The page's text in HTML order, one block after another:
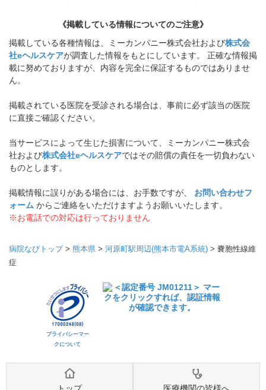
《掲載している情報についてのご注意》
掲載している各種情報は、ミーカンパニー株式会社および株式会
社eヘルスケアが調査した情報をもとにしています。 正確な情報掲
載に努めておりますが、内容を完全に保証するものではありませ
ん。
掲載されている医院を受診される場合は、事前に必ず該当の医院
に直接ご確認ください。
当サービスによって生じた損害について、ミーカンパニー株式会
社および株式会社eヘルスケアではその賠償の責任を一切負わない
ものとします。
掲載情報に誤りがある場合には、お手数ですが、 お問い合わせフ
ォーム からご連絡をいただけますようお願いいたします。
※お電話での対応は行っておりません
病院なびトップ> 熊本県 > 河原町駅周辺(熊本市電A系統) > 嚢胞性線維
症
プライバシーマー
クについて